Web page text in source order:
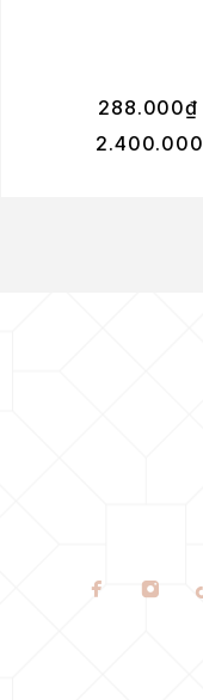
288.000₫
2.400.000